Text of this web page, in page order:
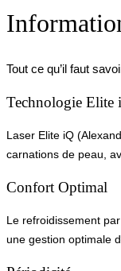
Tout ce qu’il faut
Technologie Elite
Laser Elite iQ
carnations de peau,
Confort Optimal
Le refroidissement
une gestion optimale